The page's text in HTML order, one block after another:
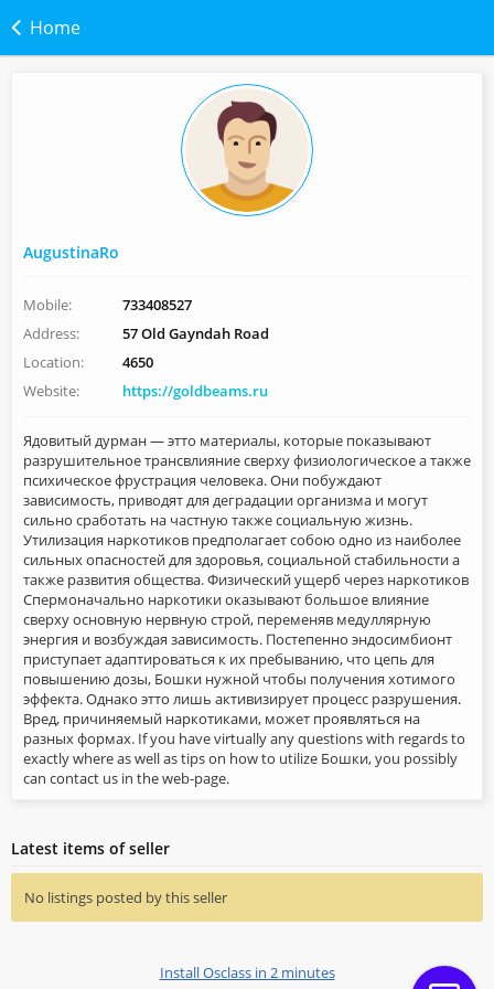
Home
AugustinaRo
Mobile:
733408527
Address:
57 Old Gayndah Road
Location:
4650
Website:
https://goldbeams.ru
Ядовитый дурман — этто материалы, которые показывают
разрушительное трансвлияние сверху физиологическое а также
психическое фрустрация человека. Они побуждают
зависимость, приводят для деградации организма и могут
сильно сработать на частную также социальную жизнь.
Утилизация наркотиков предполагает собою одно из наиболее
сильных опасностей для здоровья, социальной стабильности а
также развития общества. Физический ущерб через наркотиков
Спермоначально наркотики оказывают большое влияние
сверху основную нервную строй, переменяв медуллярную
энергия и возбуждая зависимость. Постепенно эндосимбионт
приступает адаптироваться к их пребыванию, что цепь для
повышению дозы, Бошки нужной чтобы получения хотимого
эффекта. Однако этто лишь активизирует процесс разрушения.
Вред, причиняемый наркотиками, может проявляться на
разных формах. If you have virtually any questions with regards to
exactly where as well as tips on how to utilize Бошки, you possibly
can contact us in the web-page.
Latest items of seller
No listings posted by this seller
Install Osclass in 2 minutes